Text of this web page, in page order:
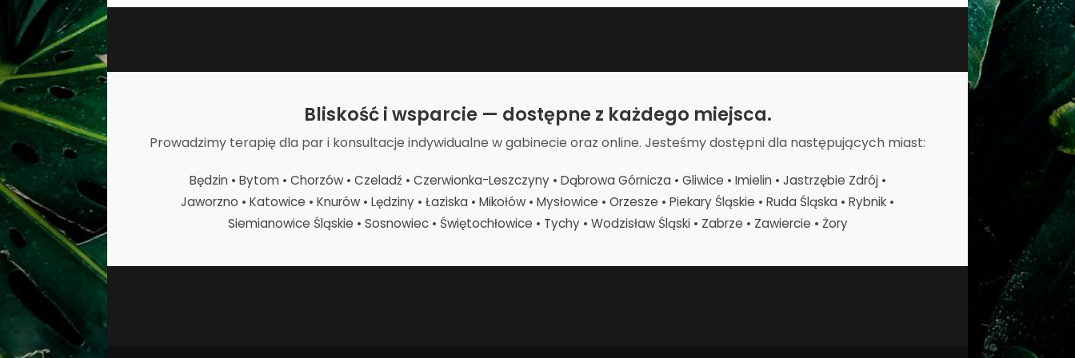
Bliskość i wsparcie — dostępne z każdego miejsca.
Prowadzimy terapię dla par i konsultacje indywidualne w gabinecie oraz online. Jesteśmy dostępni dla następujących miast:
Będzin • Bytom • Chorzów • Czeladź • Czerwionka-Leszczyny • Dąbrowa Górnicza • Gliwice • Imielin • Jastrzębie Zdrój •
Jaworzno • Katowice • Knurów • Lędziny • Łaziska • Mikołów • Mysłowice • Orzesze • Piekary Śląskie • Ruda Śląska • Rybnik •
Siemianowice Śląskie • Sosnowiec • Świętochłowice • Tychy • Wodzisław Śląski • Zabrze • Zawiercie • Żory